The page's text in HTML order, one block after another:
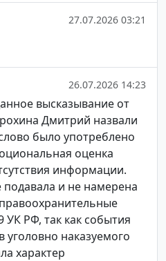
27.07.2026 03:21
26.07.2026 14:23
высказывание от
Дмитрий назвали
было употреблено
оценка
информации.
и не намерена
УК РФ, так как события
уголовно наказуемого
характер